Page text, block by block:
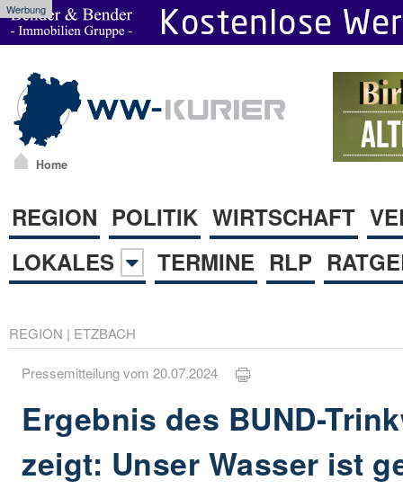
Werbung
Home
REGION POLITIK WIRTSCHAFT
LOKALES
TERMINE RLP
REGION | ETZBACH
Pressemitteilung vom 20.07.2024
Ergebnis des BUND-
zeigt: Unser Wasser ist